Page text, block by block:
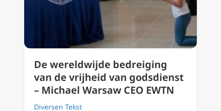
De wereldwijde bedreiging
van de vrijheid van godsdienst
– Michael Warsaw CEO EWTN
Diversen Tekst